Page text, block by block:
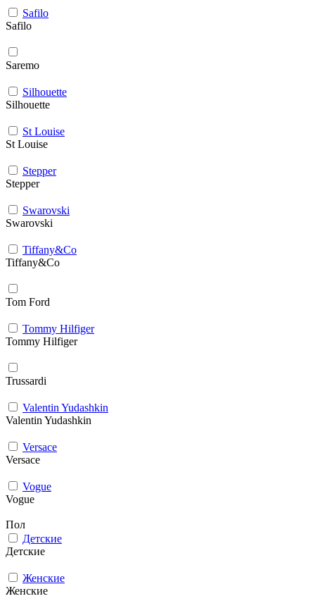
Safilo
Safilo
Saremo
Silhouette
Silhouette
St Louise
St Louise
Stepper
Stepper
Swarovski
Swarovski
Tiffany&Co
Tiffany&Co
Tom Ford
Tommy Hilfiger
Tommy Hilfiger
Trussardi
Valentin Yudashkin
Valentin Yudashkin
Versace
Versace
Vogue
Vogue
Пол
Детские
Детские
Женские
Женские